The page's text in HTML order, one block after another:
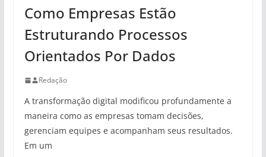
Como Empresas Estão
Estruturando Processos
Orientados Por Dados
Redação
A transformação digital modificou profundamente a
maneira como as empresas tomam decisões,
gerenciam equipes e acompanham seus resultados.
Em um